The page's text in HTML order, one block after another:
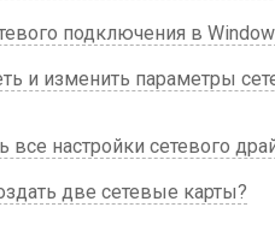
подключения в
и изменить параметры
все настройки сетевого
две сетевые карты?